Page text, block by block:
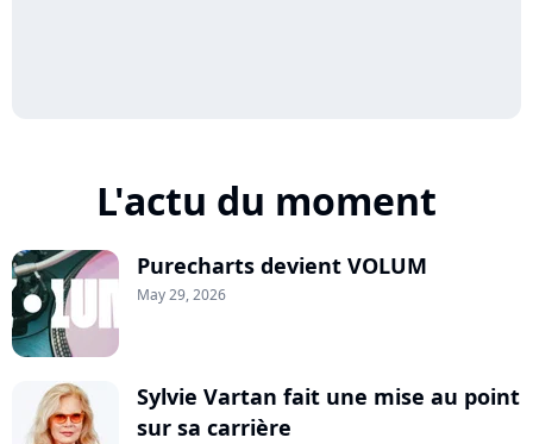
L'actu du moment
Purecharts devient VOLUM
May 29, 2026
Sylvie Vartan fait une mise au point
sur sa carrière